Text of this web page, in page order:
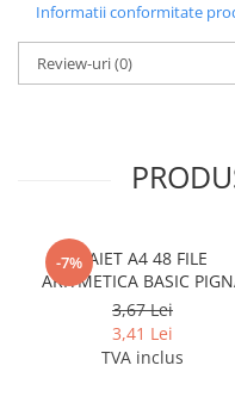
Avertizare!
Produsul este nou si
producatorului. Imaginile
Nuanta, tonul si
Produsul poate contine
pentru referinte viitoare.
lasati in preajma
Informatii conformitate
Review-uri(0)
-7%CAIET A4 48 FILE
ARITMETICA BASIC
3,67 Lei
3,41 Lei
TVA inclus